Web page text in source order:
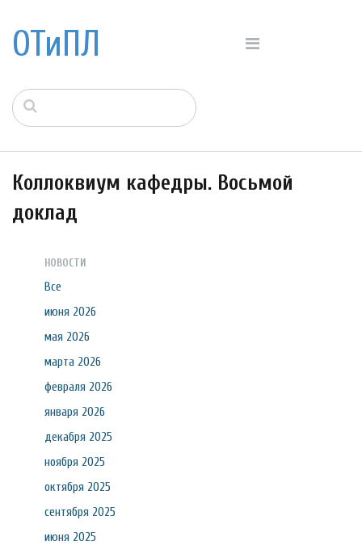
ОТиПЛ
Коллоквиум кафедры. Восьмой
доклад
НОВОСТИ
Все
июня 2026
мая 2026
марта 2026
февраля 2026
января 2026
декабря 2025
ноября 2025
октября 2025
сентября 2025
июня 2025